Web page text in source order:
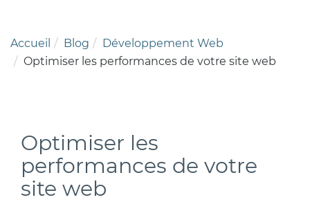
Accueil Blog
Développement Web
Optimiser les performances de votre site web
Optimiser les
performances de votre
site web